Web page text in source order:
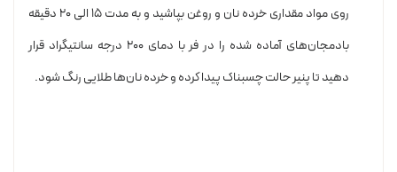
روی مواد مقداری خرده نان و روغن بپاشید و به مدت ۱۵ الی ۲۰ دقیقه
بادمجان‌های آماده شده را در فر با دمای ۲۰۰ درجه سانتیگراد قرار
دهید تا پنیر حالت چسبناک پیدا کرده و خرده نان‌ها طلایی رنگ شود.